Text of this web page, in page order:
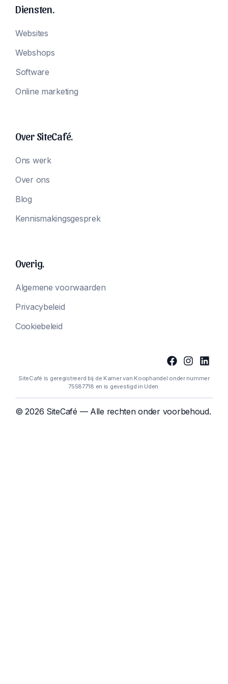
Diensten.
Websites
Webshops
Software
Online marketing
Over SiteCafé.
Ons werk
Over ons
Blog
Kennismakingsgesprek
Overig.
Algemene voorwaarden
Privacybeleid
Cookiebeleid
SiteCafé is geregistreerd bij de Kamer van Koophandel onder nummer
75587718 en is gevestigd in Uden.
© 2026 SiteCafé — Alle rechten onder voorbehoud.